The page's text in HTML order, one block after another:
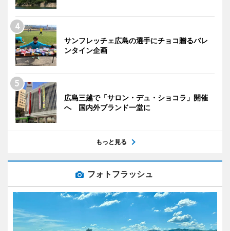
サンフレッチェ広島の選手にチョコ贈るバレ
ンタイン企画
広島三越で「サロン・デュ・ショコラ」開催
へ 国内外ブランド一堂に
もっと見る
フォトフラッシュ